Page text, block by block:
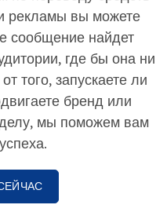
рекламы вы можете
сообщение найдет
где бы она ни
того, запускаете ли
бренд или
мы поможем вам